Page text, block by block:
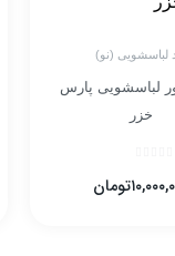
لباسشویی (نو)
لباسشویی پارس
خزر
تومان